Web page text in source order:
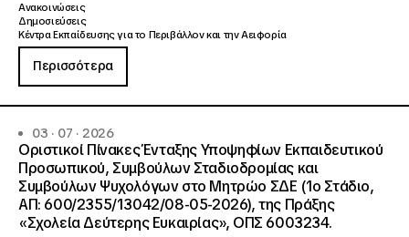
Ανακοινώσεις
Δημοσιεύσεις
Κέντρα Εκπαίδευσης για το Περιβάλλον και την Αειφορία
Περισσότερα
03 · 07 · 2026
Οριστικοί Πίνακες Ένταξης Υποψηφίων Εκπαιδευτικού
Προσωπικού, Συμβούλων Σταδιοδρομίας και
Συμβούλων Ψυχολόγων στο Μητρώο ΣΔΕ (1ο Στάδιο,
ΑΠ: 600/2355/13042/08-05-2026), της Πράξης
«Σχολεία Δεύτερης Ευκαιρίας», ΟΠΣ 6003234.